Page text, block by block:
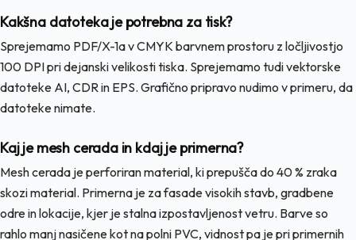
Kakšna datoteka je potrebna za tisk?
Sprejemamo PDF/X-1a v CMYK barvnem prostoru z ločljivostjo
100 DPI pri dejanski velikosti tiska. Sprejemamo tudi vektorske
datoteke AI, CDR in EPS. Grafično pripravo nudimo v primeru, da
datoteke nimate.
Kaj je mesh cerada in kdaj je primerna?
Mesh cerada je perforiran material, ki prepušča do 40 % zraka
skozi material. Primerna je za fasade visokih stavb, gradbene
odre in lokacije, kjer je stalna izpostavljenost vetru. Barve so
rahlo manj nasičene kot na polni PVC, vidnost pa je pri primernih